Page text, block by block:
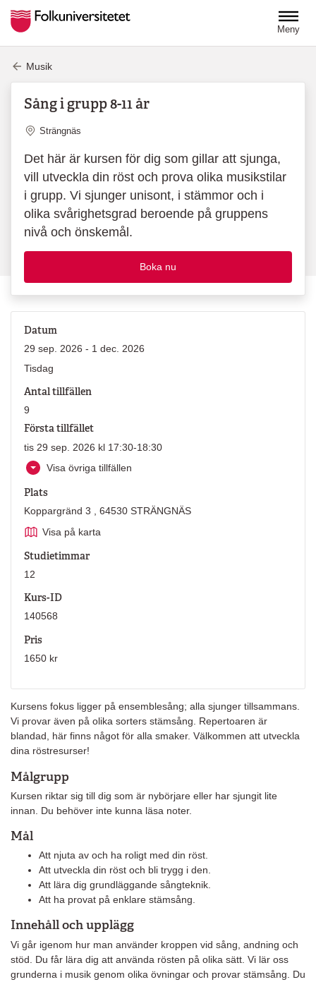
Meny
Musik
Sång i grupp 8-11 år
Plats
Strängnäs
Det här är kursen för dig som gillar att sjunga,
vill utveckla din röst och prova olika musikstilar
i grupp. Vi sjunger unisont, i stämmor och i
olika svårighetsgrad beroende på gruppens
nivå och önskemål.
Boka nu
Kursens fokus ligger på ensemblesång; alla sjunger tillsammans.
Vi provar även på olika sorters stämsång. Repertoaren är
blandad, här finns något för alla smaker. Välkommen att utveckla
dina röstresurser!
Målgrupp
Kursen riktar sig till dig som är nybörjare eller har sjungit lite
innan. Du behöver inte kunna läsa noter.
Mål
Att njuta av och ha roligt med din röst.
Att utveckla din röst och bli trygg i den.
Att lära dig grundläggande sångteknik.
Att ha provat på enklare stämsång.
Innehåll och upplägg
Vi går igenom hur man använder kroppen vid sång, andning och
stöd. Du får lära dig att använda rösten på olika sätt. Vi lär oss
grunderna i musik genom olika övningar och provar stämsång. Du
Datum
29 sep. 2026 - 1 dec. 2026
Tisdag
Antal tillfällen
9
Första tillfället
tis 29 sep. 2026 kl 17:30-18:30
Visa övriga tillfällen
Plats
Koppargränd 3 , 64530 STRÄNGNÄS
Visa på karta
Studietimmar
12
Kurs-ID
140568
Pris
1650 kr